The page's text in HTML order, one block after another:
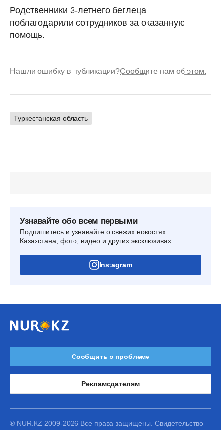
Родственники 3-летнего беглеца
поблагодарили сотрудников за оказанную
помощь.
Нашли ошибку в публикации?Сообщите нам об этом.
Туркестанская область
Узнавайте обо всем первыми
Подпишитесь и узнавайте о свежих новостях
Казахстана, фото, видео и других эксклюзивах
Instagram
Сообщить о проблеме
Рекламодателям
® NUR.KZ 2009-2026 Все права защищены. Свидетельство